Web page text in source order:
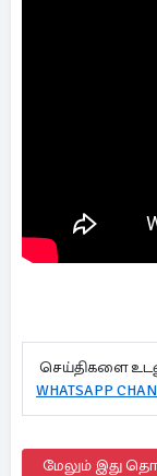
செய்திகளை
WHATSAPP
மேலும் இது